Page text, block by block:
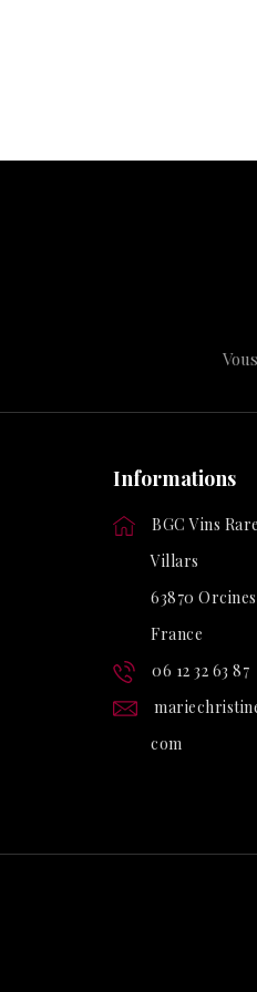
Informations
BGC Vins
Villars
63870 Orcines
France
06 12 32 63 87
com